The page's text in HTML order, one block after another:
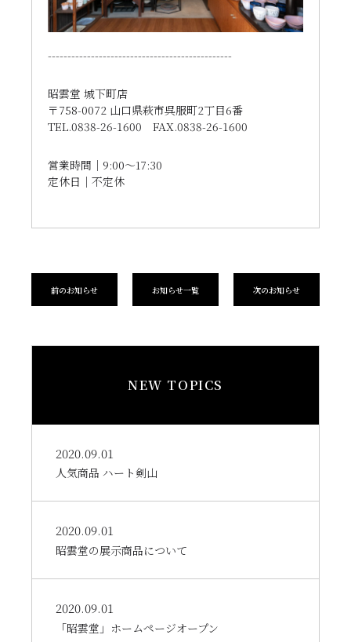
-----------------------------------------------
昭雲堂 城下町店
〒758-0072 山口県萩市呉服町2丁目6番
TEL.0838-26-1600 FAX.0838-26-1600
営業時間｜9:00〜17:30
定休日｜不定休
前のお知らせ お知らせ一覧 次のお知らせ
NEW TOPICS
2020.09.01
人気商品 ハート剣山
2020.09.01
昭雲堂の展示商品について
2020.09.01
「昭雲堂」ホームページオープン